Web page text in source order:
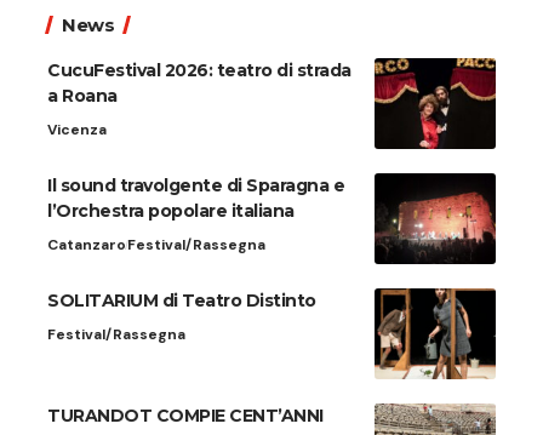
News
CucuFestival 2026: teatro di strada
a Roana
Vicenza
Il sound travolgente di Sparagna e
l’Orchestra popolare italiana
CatanzaroFestival/Rassegna
SOLITARIUM di Teatro Distinto
Festival/Rassegna
TURANDOT COMPIE CENT’ANNI